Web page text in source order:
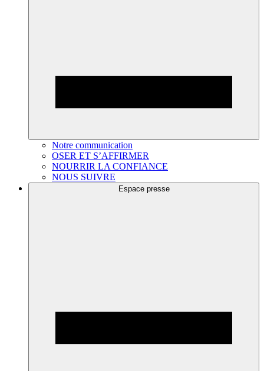
Notre communication
OSER ET S’AFFIRMER
NOURRIR LA CONFIANCE
NOUS SUIVRE
Espace presse